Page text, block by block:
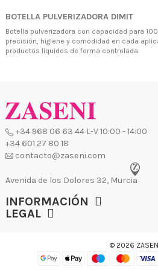
BOTELLA PULVERIZADORA DIMIT
Botella pulverizadora con capacidad para
precisión, higiene y comodidad en cada
productos líquidos de forma controlada.
+34 968 06 63 44L-V 10:00 - 14:00
+34 601 27 80 18
contacto@zaseni.com
INFORMACIÓN
LEGAL
© 2026